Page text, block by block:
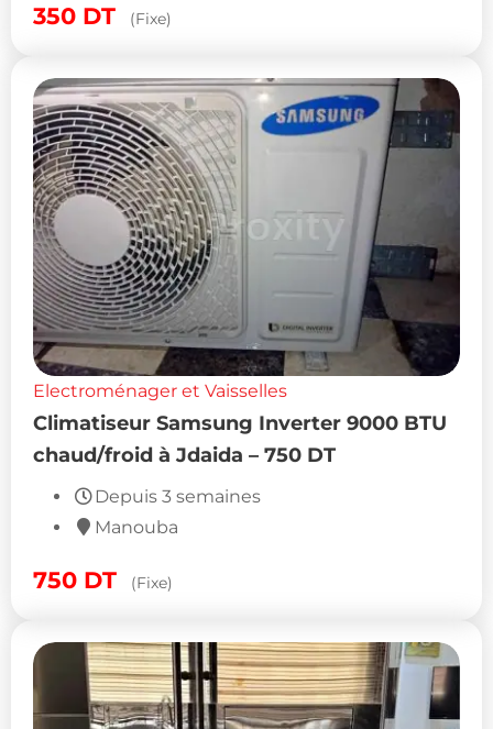
350 DT (Fixe)
Electroménager et Vaisselles
Climatiseur Samsung Inverter 9000 BTU
chaud/froid à Jdaida – 750 DT
Depuis 3 semaines
Manouba
750 DT (Fixe)